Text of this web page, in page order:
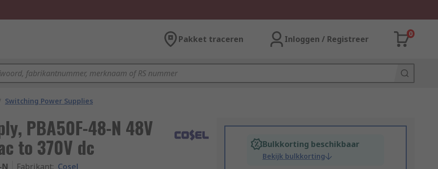
Pakket traceren Inloggen / Registreer
0
Switching Power Supplies
PBA50F-48-N 48V
to 370V dc
N Fabrikant: Cosel
Bulkkorting beschikbaar
Bekijk bulkkorting